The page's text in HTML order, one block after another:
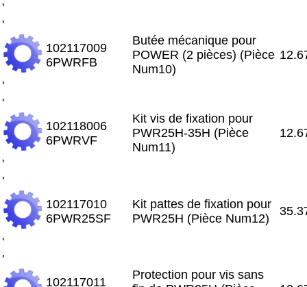
'
'
'
102117009
6PWRFB
Butée mécanique pour
POWER (2 pièces) (Pièce
Num10)
'
'
102118006
6PWRVF
Kit vis de fixation pour
PWR25H-35H (Pièce
Num11)
'
'
102117010
6PWR25SF
Kit pattes de fixation pour
PWR25H (Pièce Num12)
'
102117011
Protection pour vis sans